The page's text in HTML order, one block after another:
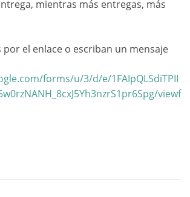
mientras más entregas, más
por el enlace o escriban un mensaje
forms/u/3/d/e/1FAIpQLSdiTPII
viewf